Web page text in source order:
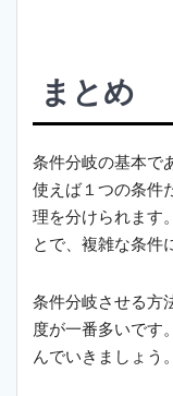
まとめ
条件分岐の基本で
使えば１つの条件
理を分けられます
とで、複雑な条件
条件分岐させる方
度が一番多いです
んでいきましょう。